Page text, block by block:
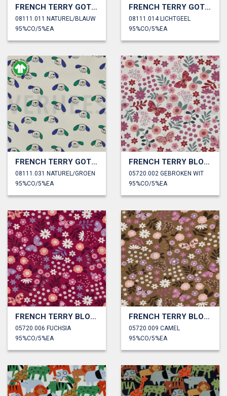
FRENCH TERRY GOTS HONDEN JENNIFER BOURON
08111.011 NATUREL/BLAUW
95%CO/5%EA
FRENCH TERRY GOTS HONDEN JENNIFER BOURON
08111.014 LICHTGEEL
95%CO/5%EA
FRENCH TERRY GOTS HONDEN JENNIFER BOURON
08111.031 NATUREL/GROEN
95%CO/5%EA
FRENCH TERRY BLOEMEN
05720.002 GEBROKEN WIT
95%CO/5%EA
FRENCH TERRY BLOEMEN
05720.006 FUCHSIA
95%CO/5%EA
FRENCH TERRY BLOEMEN
05720.009 CAMEL
95%CO/5%EA